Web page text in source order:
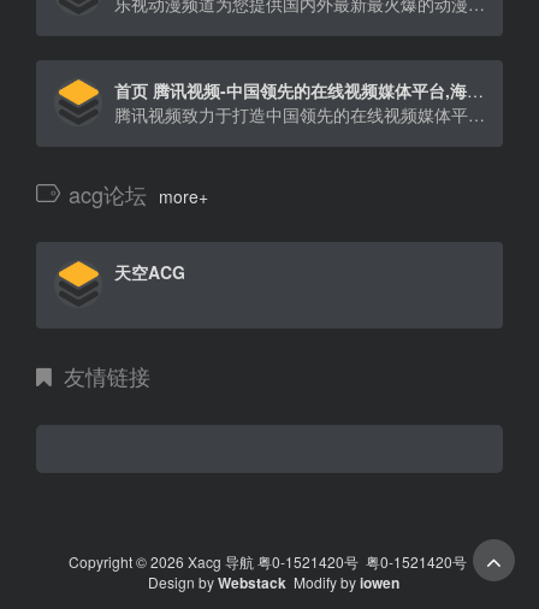
首页 腾讯视频-中国领先的在线视频媒体平台,海量高清视频在线观看
腾讯视频致力于打造中国领先的在线视频媒体平台，以丰富的内容、极致的观看体验、便捷的登录方式、多平台无缝应用体验以及快捷分享的产品特性，主要满足用户在线观看视频的需求。
acg论坛 more+
天空ACG
友情链接
Copyright © 2026 Xacg 导航粤0-1521420号 粤0-1521420号
Design byWebstack Modify byiowen